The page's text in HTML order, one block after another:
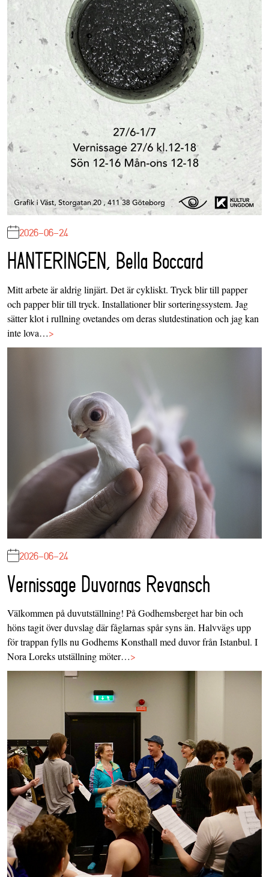
2026-06-24
HANTERINGEN, Bella Boccard
Mitt arbete är aldrig linjärt. Det är cykliskt. Tryck blir till papper
och papper blir till tryck. Installationer blir sorteringssystem. Jag
sätter klot i rullning ovetandes om deras slutdestination och jag kan
inte lova…>
2026-06-24
Vernissage Duvornas Revansch
Välkommen på duvutställning! På Godhemsberget har bin och
höns tagit över duvslag där fåglarnas spår syns än. Halvvägs upp
för trappan fylls nu Godhems Konsthall med duvor från Istanbul. I
Nora Loreks utställning möter…>